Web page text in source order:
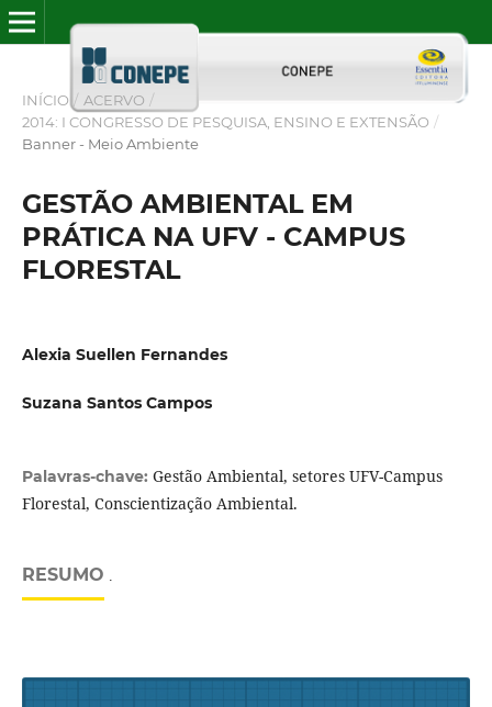
INÍCIO / ACERVO /
2014: I CONGRESSO DE PESQUISA, ENSINO E EXTENSÃO /
Banner - Meio Ambiente
GESTÃO AMBIENTAL EM
PRÁTICA NA UFV - CAMPUS
FLORESTAL
Alexia Suellen Fernandes
Suzana Santos Campos
Palavras-chave: Gestão Ambiental, setores UFV-Campus
Florestal, Conscientização Ambiental.
RESUMO .